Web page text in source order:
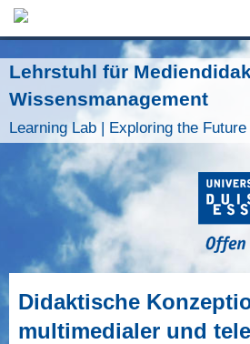
Jump to
Lehrstuhl für
Wissensmanagement
Learning Lab | Exploring the
Didaktische
multimedialer und